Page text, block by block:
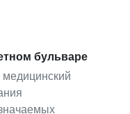
бульваре